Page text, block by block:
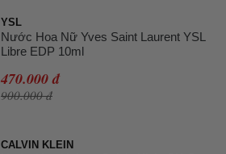
YSL
Nước Hoa Nữ Yves Saint Laurent YSL
Libre EDP 10ml
470.000 đ
900.000 đ
CALVIN KLEIN